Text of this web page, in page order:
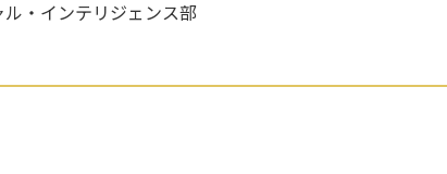
・インテリジェンス部